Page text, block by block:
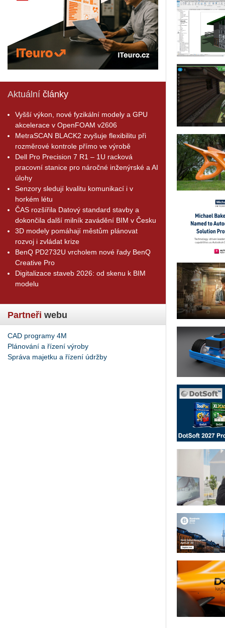
Aktuální články
Vyšší výkon, nové fyzikální modely a GPU
akcelerace v OpenFOAM v2606
MetraSCAN BLACK2 zvyšuje flexibilitu při
rozměrové kontrole přímo ve výrobě
Dell Pro Precision 7 R1 – 1U racková
pracovní stanice pro náročné inženýrské a AI
úlohy
Senzory sledují kvalitu komunikací i v
horkém létu
ČAS rozšířila Datový standard stavby a
dokončila další milník zavádění BIM v Česku
3D modely pomáhají městům plánovat
rozvoj i zvládat krize
BenQ PD2732U vrcholem nové řady BenQ
Creative Pro
Digitalizace staveb 2026: od skenu k BIM
modelu
Partneři webu
CAD programy 4M
Plánování a řízení výroby
Správa majetku a řízení údržby